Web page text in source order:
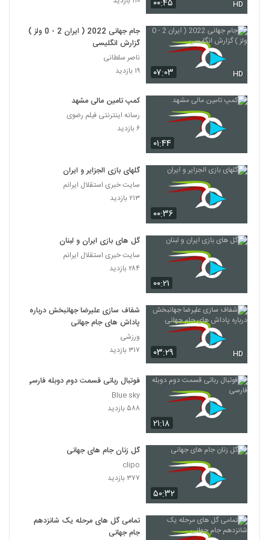
۰۰:۴۵ HD
۰۷:۰۳ HD
جام جهانی 2022 ( ایران 2 - 0 ولز )
گزارش انگلیسی
ناصر سلطانی
۱۹ بازدید
۰۱:۴۴
کمپ تامین مالی مشهد
رسانه اینترنتی فیلم رضوی
۶ بازدید
۰۰:۳۶
گلهای بازی الجزایر و ایران
سایت خبری استقلال ایرانم
۲۱۳ بازدید
۰۰:۲۱
گل های بازی ایران و لبنان
سایت خبری استقلال ایرانم
۲۸۴ بازدید
۰۳:۲۹ HD
شفاف سازی علیرضا جهانبخش درباره
پاداش‌ های جام جهانی
ورزشی
۳۱۷ بازدید
۲۱:۱۸
فوتبال رباتی قسمت دوم دوبله فارسی
Blue sky
۵۸۸ بازدید
۵۰:۳۲
گل زنان جام های جهانی
clipo
۳۷۷ بازدید
تمامی گل های مرحله یک شانزدهم
جام جهانی